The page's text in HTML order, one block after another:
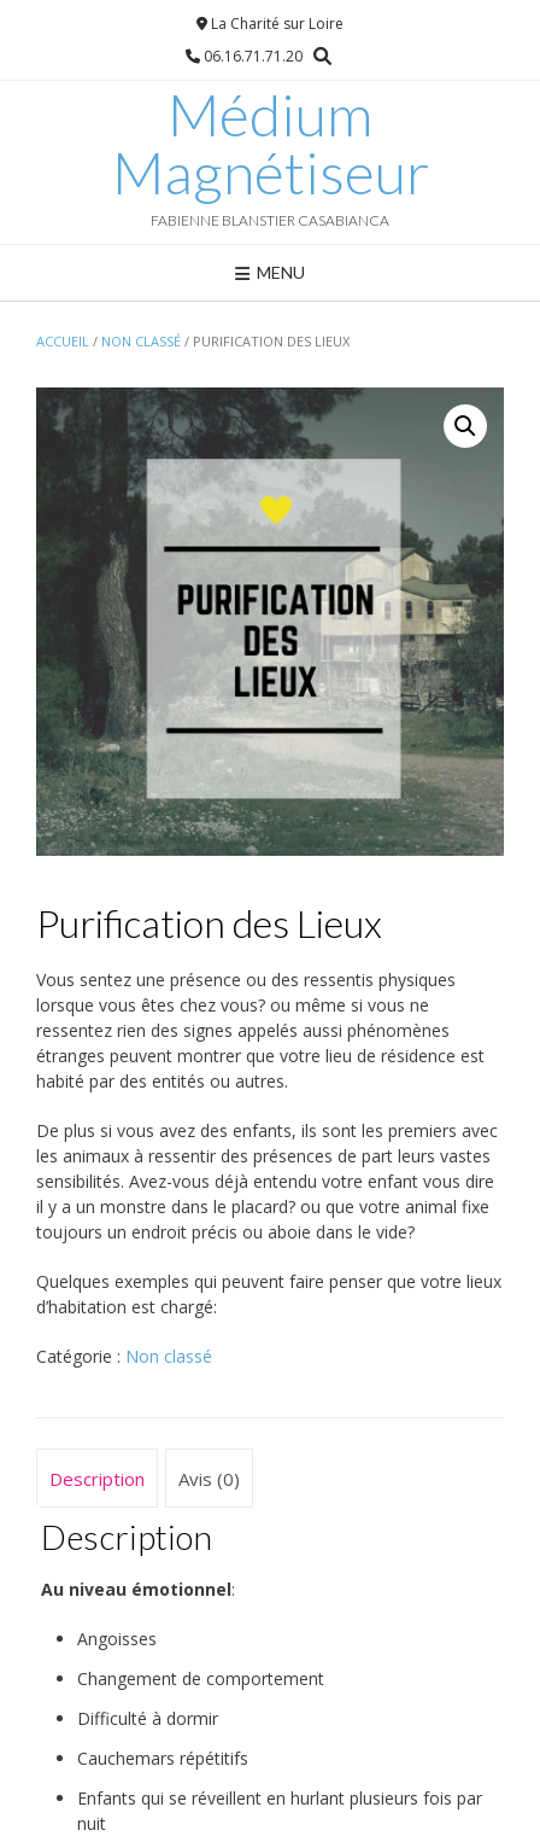
La Charité sur Loire
06.16.71.71.20
Médium
Magnétiseur
FABIENNE BLANSTIER CASABIANCA
MENU
ACCUEIL / NON CLASSÉ / PURIFICATION DES LIEUX
Purification des Lieux
Vous sentez une présence ou des ressentis physiques
lorsque vous êtes chez vous? ou même si vous ne
ressentez rien des signes appelés aussi phénomènes
étranges peuvent montrer que votre lieu de résidence est
habité par des entités ou autres.
De plus si vous avez des enfants, ils sont les premiers avec
les animaux à ressentir des présences de part leurs vastes
sensibilités. Avez-vous déjà entendu votre enfant vous dire
il y a un monstre dans le placard? ou que votre animal fixe
toujours un endroit précis ou aboie dans le vide?
Quelques exemples qui peuvent faire penser que votre lieux
d’habitation est chargé:
Catégorie : Non classé
Description Avis (0)
Description
Au niveau émotionnel:
Angoisses
Changement de comportement
Difficulté à dormir
Cauchemars répétitifs
Enfants qui se réveillent en hurlant plusieurs fois par
nuit